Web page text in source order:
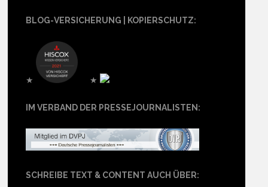
BLOG-VERSICHERUNG | KOPIERSCHUTZ:
★ ★
IM VERBAND DER PRESSEJOURNALISTEN:
SCHREIBE TEXT & CONTENT AUCH ÜBER: